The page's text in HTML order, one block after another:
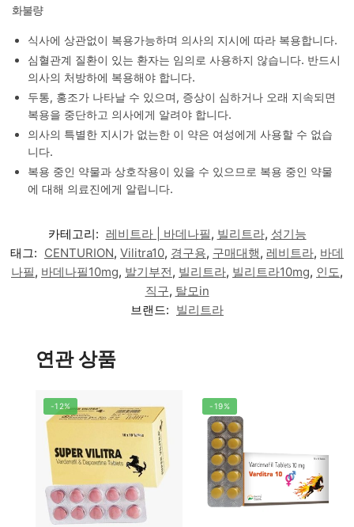
화불량
식사에 상관없이 복용가능하며 의사의 지시에 따라 복용합니다.
심혈관계 질환이 있는 환자는 임의로 사용하지 않습니다. 반드시
의사의 처방하에 복용해야 합니다.
두통, 홍조가 나타날 수 있으며, 증상이 심하거나 오래 지속되면
복용을 중단하고 의사에게 알려야 합니다.
의사의 특별한 지시가 없는한 이 약은 여성에게 사용할 수 없습
니다.
복용 중인 약물과 상호작용이 있을 수 있으므로 복용 중인 약물
에 대해 의료진에게 알립니다.
카테고리: 레비트라 | 바데나필, 빌리트라, 성기능
태그: CENTURION, Vilitra10, 경구용, 구매대행, 레비트라, 바데
나필, 바데나필10mg, 발기부전, 빌리트라, 빌리트라10mg, 인도,
직구, 탈모in
브랜드: 빌리트라
연관 상품
-12% -19%